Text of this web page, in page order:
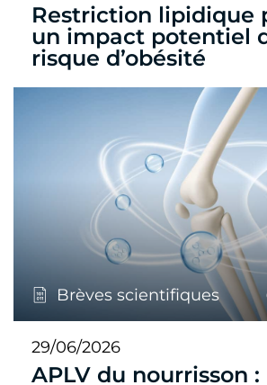
Restriction lipidique
un impact potentiel
risque d’obésité
Brèves scientifiques
29/06/2026
APLV du nourrisson :